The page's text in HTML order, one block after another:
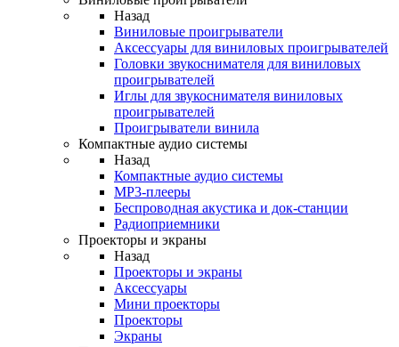
Назад
Виниловые проигрыватели
Аксессуары для виниловых проигрывателей
Головки звукоснимателя для виниловых
проигрывателей
Иглы для звукоснимателя виниловых
проигрывателей
Проигрыватели винила
Компактные аудио системы
Назад
Компактные аудио системы
MP3-плееры
Беспроводная акустика и док-станции
Радиоприемники
Проекторы и экраны
Назад
Проекторы и экраны
Аксессуары
Мини проекторы
Проекторы
Экраны